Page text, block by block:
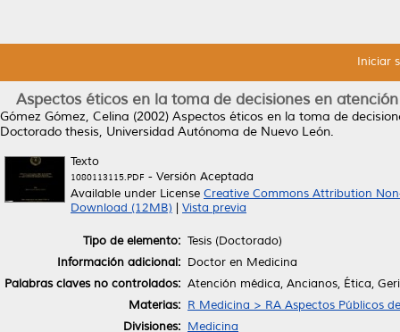
Iniciar
Aspectos éticos en la toma de decisiones en
Gómez Gómez, Celina (2002) Aspectos éticos en la toma de
Doctorado thesis, Universidad Autónoma de Nuevo León.
Texto
1080113115.PDF - Versión Aceptada
Available under License Creative Commons Attribution
Download (12MB)
Vista previa
Tipo de elemento: Tesis (Doctorado)
Información adicional: Doctor en Medicina
Palabras claves no controlados: Atención médica, Ancianos, Ética,
Materias: R Medicina > RA Aspectos Públicos
Divisiones: Medicina